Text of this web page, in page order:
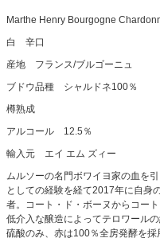
Marthe Henry Bourgogne
白 辛口
産地 フランス/ブルゴーニュ
ブドウ品種 シャルドネ100％
樽熟成
アルコール 12.5％
輸入元 エイ エム ズィー
ムルソーの名門ボワイヨ家の血を
としての経験を経て2017年に自身
者。コート・ド・ボーヌからコー
低介入な醸造によってテロワール
硫酸のみ、赤は100％全房発酵を